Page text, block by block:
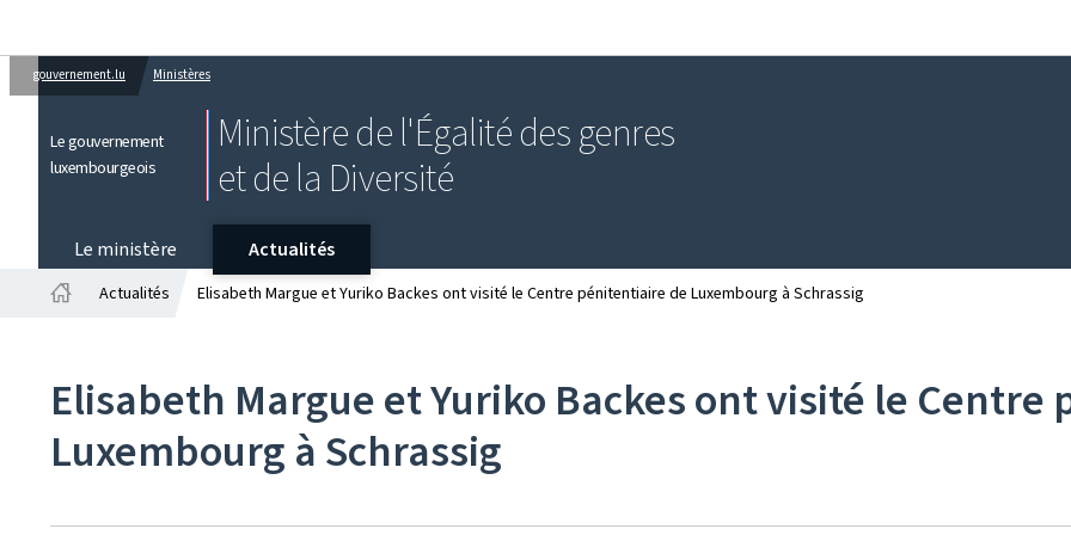
gouvernement.lu Ministères
Le gouvernement
luxembourgeois
Ministère de l'Égalité des genres
et de la Diversité
Le ministère
Actualités
Actualités Elisabeth Margue et Yuriko Backes ont visité le Centre pénitentiaire de Luxembourg à Schrassig
Elisabeth Margue et Yuriko Backes ont visité le
Luxembourg à Schrassig